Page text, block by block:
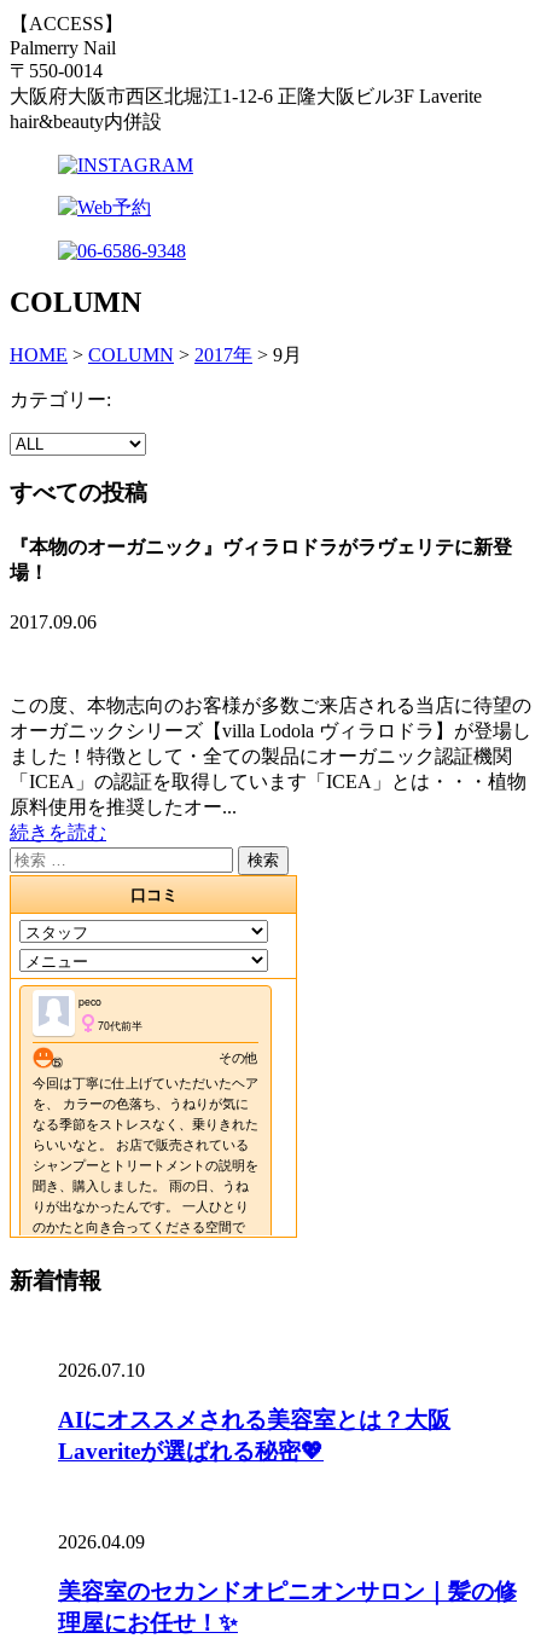
【ACCESS】
Palmerry Nail
〒550-0014
大阪府大阪市西区北堀江1-12-6 正隆大阪ビル3F Laverite
hair&beauty内併設
COLUMN
HOME > COLUMN > 2017年 > 9月
カテゴリー:
すべての投稿
『本物のオーガニック』ヴィラロドラがラヴェリテに新登
場！
2017.09.06
この度、本物志向のお客様が多数ご来店される当店に待望の
オーガニックシリーズ【villa Lodola ヴィラロドラ】が登場し
ました！特徴として・全ての製品にオーガニック認証機関
「ICEA」の認証を取得しています「ICEA」とは・・・植物
原料使用を推奨したオー...
続きを読む
新着情報
2026.07.10
AIにオススメされる美容室とは？大阪
Laveriteが選ばれる秘密💖
2026.04.09
美容室のセカンドオピニオンサロン｜髪の修
理屋にお任せ！✨